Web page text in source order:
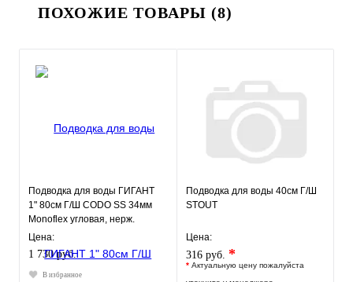
ПОХОЖИЕ ТОВАРЫ (8)
Подводка для воды ГИГАНТ
1" 80см Г/Ш CODO SS 34мм
Monoflex угловая, нерж.
оплетка
Цена:
1 730 руб.
В избранное
Подводка для воды 40см Г/Ш
STOUT
Цена:
316 руб. *
* Актуальную цену пожалуйста